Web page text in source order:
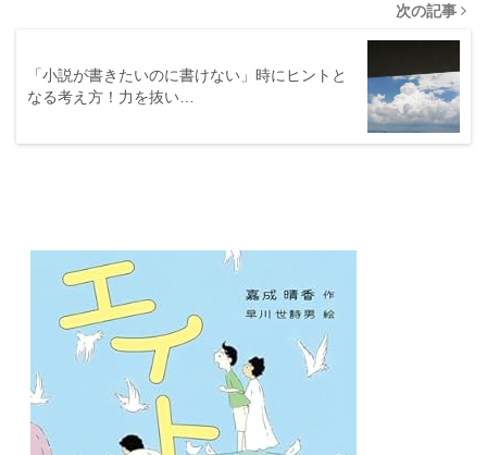
次の記事
「小説が書きたいのに書けない」時にヒントと
なる考え方！力を抜い…